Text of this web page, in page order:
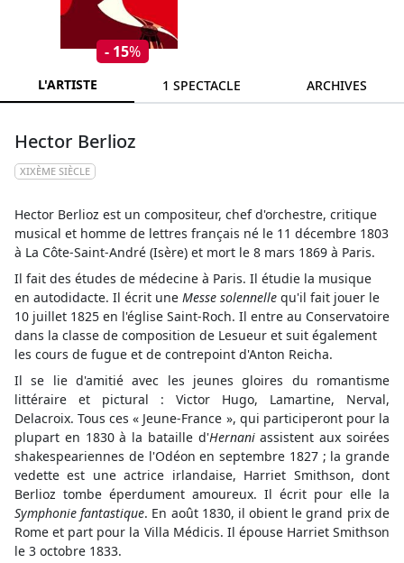
- 15%
L'ARTISTE 1 SPECTACLE ARCHIVES
Hector Berlioz
XIXÈME SIÈCLE
Hector Berlioz est un compositeur, chef d'orchestre, critique
musical et homme de lettres français né le 11 décembre 1803
à La Côte-Saint-André (Isère) et mort le 8 mars 1869 à Paris.
Il fait des études de médecine à Paris. Il étudie la musique
en autodidacte. Il écrit une Messe solennelle qu'il fait jouer le
10 juillet 1825 en l'église Saint-Roch. Il entre au Conservatoire
dans la classe de composition de Lesueur et suit également
les cours de fugue et de contrepoint d'Anton Reicha.
Il se lie d'amitié avec les jeunes gloires du romantisme
littéraire et pictural : Victor Hugo, Lamartine, Nerval,
Delacroix. Tous ces « Jeune-France », qui participeront pour la
plupart en 1830 à la bataille d'Hernaniassistent aux soirées
shakespeariennes de l'Odéon en septembre 1827 ; la grande
vedette est une actrice irlandaise, Harriet Smithson, dont
Berlioz tombe éperdument amoureux. Il écrit pour elle la
Symphonie fantastique. En août 1830, il obient le grand prix de
Rome et part pour la Villa Médicis. Il épouse Harriet Smithson
le 3 octobre 1833.